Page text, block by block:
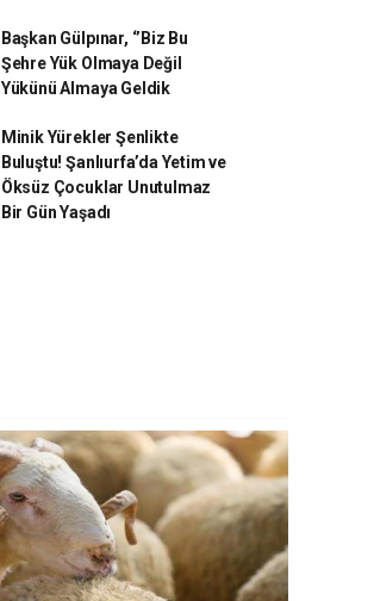
Başkan Gülpınar, ‘’Biz Bu
Şehre Yük Olmaya Değil
Yükünü Almaya Geldik
Minik Yürekler Şenlikte
Buluştu! Şanlıurfa’da Yetim ve
Öksüz Çocuklar Unutulmaz
Bir Gün Yaşadı